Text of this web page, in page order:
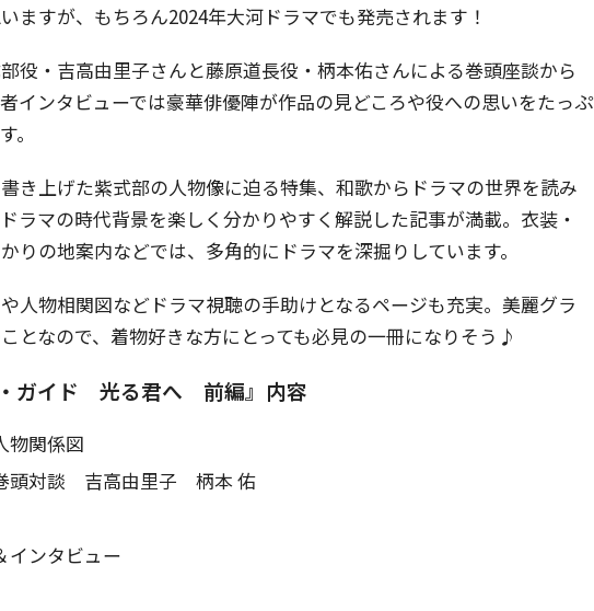
ますが、もちろん2024年大河ドラマでも発売されます！
役・吉高由里子さんと藤原道長役・柄本佑さんによる巻頭座談から
インタビューでは豪華俳優陣が作品の見どころや役への思いをたっぷ
。
書き上げた紫式部の人物像に迫る特集、和歌からドラマの世界を読み
ラマの時代背景を楽しく分かりやすく解説した記事が満載。衣装・
りの地案内などでは、多角的にドラマを深掘りしています。
人物相関図などドラマ視聴の手助けとなるページも充実。美麗グラ
となので、着物好きな方にとっても必見の一冊になりそう♪
・ガイド 光る君へ 前編』内容
関係図
頭対談 吉高由里子 柄本 佑
インタビュー